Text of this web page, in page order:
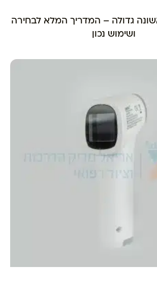
גדולה – המדריך המלא לבחירה
ושימוש נכון